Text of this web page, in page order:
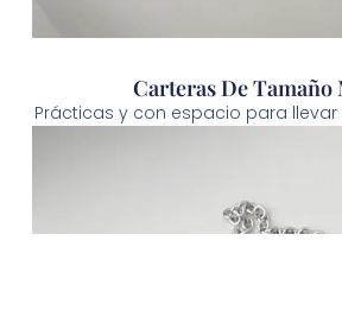
Carteras De Tamaño
Prácticas y con espacio para